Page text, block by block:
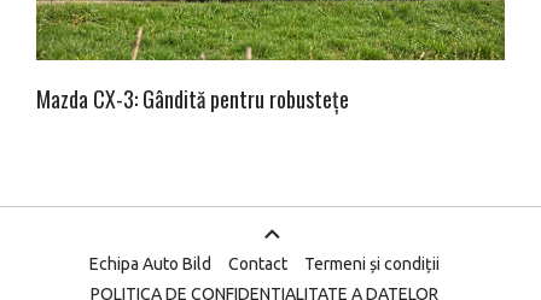
Mazda CX-3: Gândită pentru robustețe
Echipa Auto Bild Contact
Termeni și condiții
POLITICA DE CONFIDENTIALITATE A DATELOR